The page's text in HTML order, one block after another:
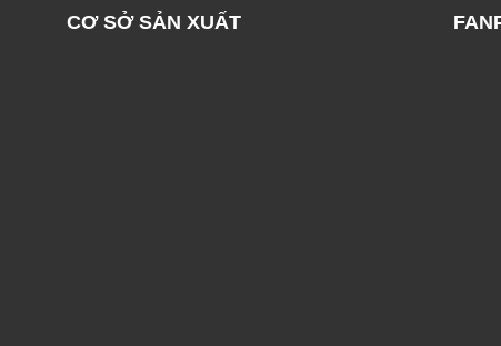
CƠ SỞ SẢN XUẤT